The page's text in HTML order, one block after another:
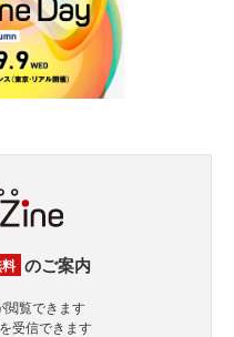
のご案内
閲覧できます
受信できます